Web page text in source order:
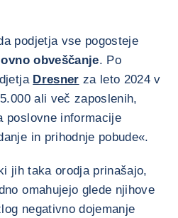
podjetja vse pogosteje
obveščanje. Po
Dresner za leto 2024 v
ali več zaposlenih,
poslovne informacije
in prihodnje pobude«.
jih taka orodja prinašajo,
omahujejo glede njihove
negativno dojemanje